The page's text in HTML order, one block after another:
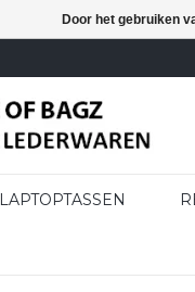
LAPTOPTASSEN
Door het gebruiken